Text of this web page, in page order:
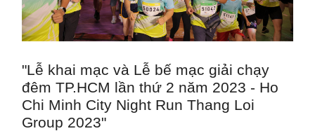
"Lễ khai mạc và Lễ bế mạc giải chạy
đêm TP.HCM lần thứ 2 năm 2023 - Ho
Chi Minh City Night Run Thang Loi
Group 2023"